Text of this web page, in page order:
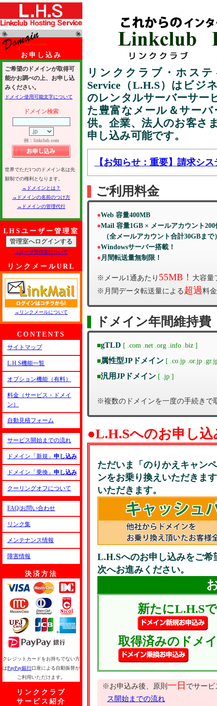
お申し込み
ご希望のドメインが取得可
能かお調べの上、お申し込
みください。
ドメイン使用可能文字について
ドメイン検索
例：linkclub.com
世界でただ1つのドメイン名は先
願制での権利となります。
→ドメインとは？
→ドメインの名前のつけ方
→ドメインの管理代行
LHSユーザー管理室
→ユーザ管理室について
リンクメールURL
→リンクメールについて
CONTENTS
サイトマップ
L.H.S機能一覧
オプション機能（有料）
料金（サービス・ドメイ
ン）
自動見積フォーム
サービス開始までの流れ
ドメイン「新規」 申し込み
ドメイン「乗換」 申し込み
クーリングオフについて
FAQ/お問い合わせ
リンク集
メンテナンス情報
障害情報
決済方法
クレジットカードをお持ちでない方
はPayPay銀行口座による自動振替が
ご利用いただけます。
リンククラブ
サービス紹介
リンククラブ・ホステ
Service（L.H.S）はビジ
のレンタルサーバーサー
た豊富なメール＆サー
供。企業、法人のお客さ
申し込み可能です。
【お知らせ：重要】請求シ
ご利用料金
●Web 容量400MB
●Mail 容量1GB × メールアカウント200
（全メールアカウント合計30GBまで
●Windowsサーバー搭載！
● 月間転送量無制限！
※メール1通あたり 55MB！ 大容量
※月間データ転送量による超過料
ドメイン年間維持費
■gTLD [ .com .net .org .info .biz ]
■属性型JPドメイン [ .co.jp .or.jp
■汎用JPドメイン [ .jp ]
※複数のドメインを一度の手続きで
●L.H.Sへのお申し込
ただいま「のりかえキャン
ンをお乗り換えいただきま
いただきます。
L.H.Sへのお申し込みをご
次へお進みください。
新たにL.H.S
取得済みのドメ
※お申込み後、原則 一日 でサー
ス開始までの流れ